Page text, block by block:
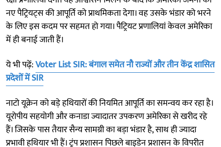
नए पैट्रियट्स की आपूर्ति को प्राथमिकता देगा। वह उसके भंडार को भरने
के लिए इस कदम पर सहमत हो गया। पैट्रियट प्रणालियां केवल अमेरिका
में ही बनाई जाती हैं।
ये भी पढ़ें:Voter List SIR: बंगाल समेत नौ राज्यों और तीन केंद्र शासित
प्रदेशों में SIR
नाटो यूक्रेन को बड़े हथियारों की नियमित आपूर्ति का समन्वय कर रहा है।
यूरोपीय सहयोगी और कनाडा ज्यादातर उपकरण अमेरिका से खरीद रहे
हैं। जिसके पास तैयार सैन्य सामग्री का बड़ा भंडार है, साथ ही ज्यादा
प्रभावी हथियार भी हैं। ट्रंप प्रशासन पिछले बाइडेन प्रशासन के विपरीत